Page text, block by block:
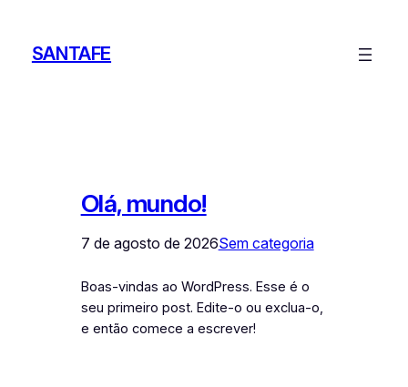
SANTAFE
Olá, mundo!
7 de agosto de 2026Sem categoria
Boas-vindas ao WordPress. Esse é o
seu primeiro post. Edite-o ou exclua-o,
e então comece a escrever!